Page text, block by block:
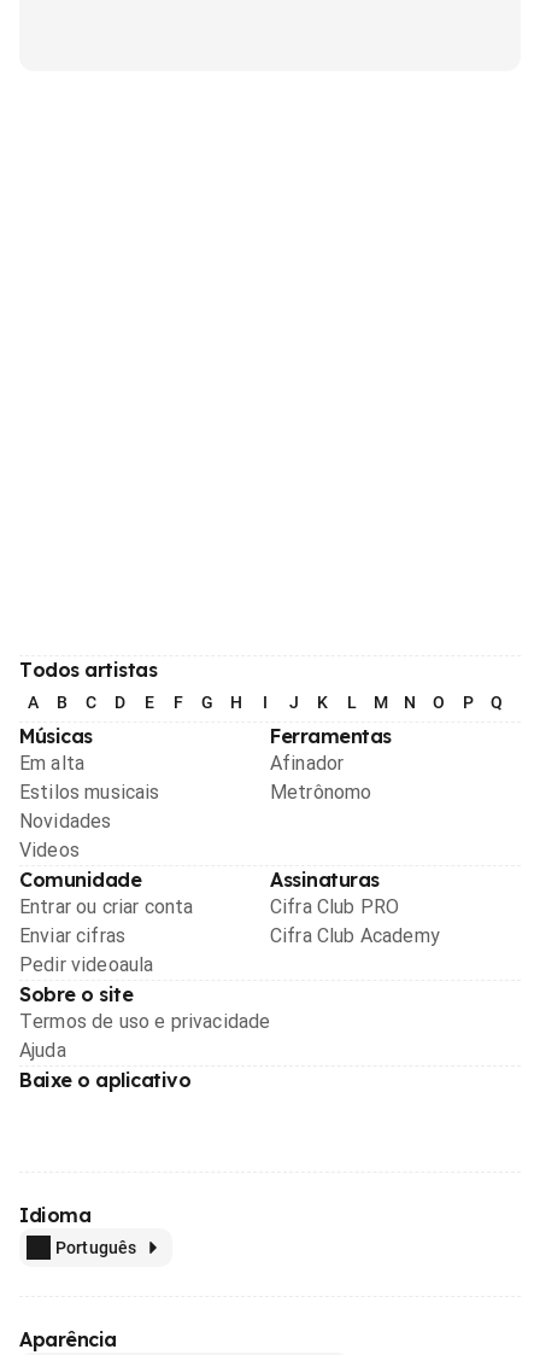
Todos artistas
A B C D E F G H I J K L M N O P Q
Músicas
Em alta
Estilos musicais
Novidades
Videos
Ferramentas
Afinador
Metrônomo
Comunidade
Entrar ou criar conta
Enviar cifras
Pedir videoaula
Assinaturas
Cifra Club PRO
Cifra Club Academy
Sobre o site
Termos de uso e privacidade
Ajuda
Baixe o aplicativo
Idioma
Português
Aparência